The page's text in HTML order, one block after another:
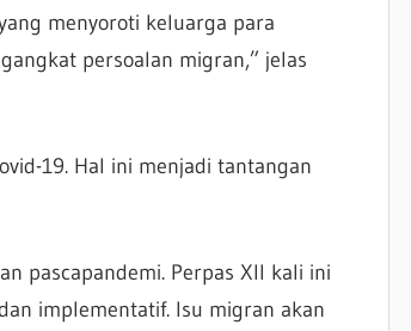
menyoroti keluarga para
persoalan migran,” jelas
19. Hal ini menjadi tantangan
pascapandemi. Perpas XII kali ini
implementatif. Isu migran akan